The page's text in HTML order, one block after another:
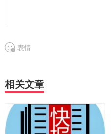
表情
相关文章